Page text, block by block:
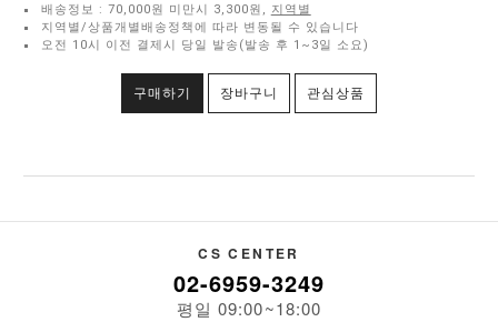
배송정보 : 70,000원 미만시 3,300원, 지역별
지역별/상품개별배송정책에 따라 변동될 수 있습니다
오전 10시 이전 결제시 당일 발송(발송 후 1~3일 소요)
구매하기 장바구니 관심상품
CS CENTER
02-6959-3249
평일 09:00~18:00